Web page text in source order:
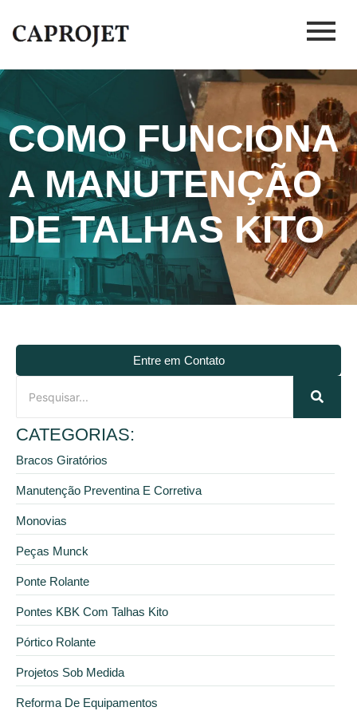
COMO FUNCIONA
A MANUTENÇÃO
DE TALHAS KITO
Entre em Contato
CATEGORIAS:
Bracos Giratórios
Manutenção Preventina E Corretiva
Monovias
Peças Munck
Ponte Rolante
Pontes KBK Com Talhas Kito
Pórtico Rolante
Projetos Sob Medida
Reforma De Equipamentos